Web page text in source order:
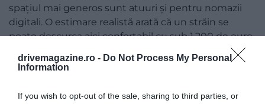
drivemagazine.ro - Do Not Process My Personal
Information
If you wish to opt-out of the sale, sharing to third parties, or
spațiul mai generos sunt atuuri și pentru nomazii
digitali. O estimare realistă arată că un străin se
poate descurca aici confortabil cu sub 1.200 de euro
pe lună – locuință, masă, utilități și transport local
incluse.